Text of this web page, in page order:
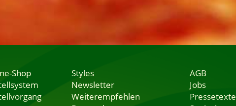
Shop
Styles
Newsletter
Weiterempfehlen
AGB
Jobs
Pressetexte